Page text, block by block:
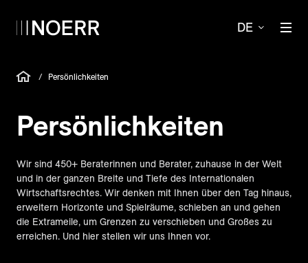
DE
/ Persönlichkeiten
Persönlich­keiten
Wir sind 450+ Beraterinnen und Berater, zuhause in der Welt
und in der ganzen Breite und Tiefe des Internationalen
Wirtschaftsrechtes. Wir denken mit Ihnen über den Tag hinaus,
erweitern Horizonte und Spielräume, schieben an und gehen
die Extrameile, um Grenzen zu verschieben und Großes zu
erreichen. Und hier stellen wir uns Ihnen vor.